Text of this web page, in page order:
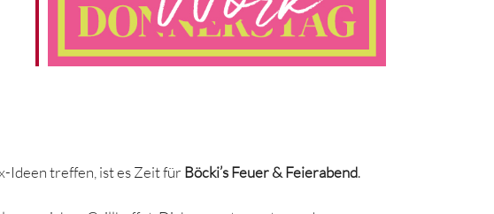
Office 365
Ideen treffen, ist es Zeit fürBöcki’s Feuer & Feierabend.